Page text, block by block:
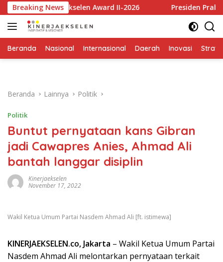
Langsung
ke
konten
Breaking News
Ekselen Award II-2026 Presiden Prabowo
Beranda Nasional Internasional Daerah Inovasi
Beranda Lainnya Politik
Politik
Buntut pernyataan kans Gibran
jadi Cawapres Anies, Ahmad Ali
bantah langgar disiplin
Kinerjaekselen
November 17, 2022
Wakil Ketua Umum Partai Nasdem Ahmad Ali [ft. istimewa]
KINERJAEKSELEN.co, Jakarta – Wakil Ketua Umum Partai
Nasdem Ahmad Ali melontarkan pernyataan terkait